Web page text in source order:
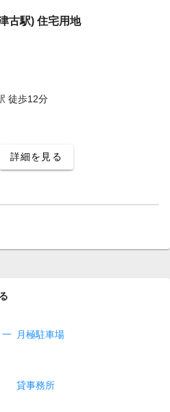
古駅) 住宅用地
徒歩12分
詳細を見る
一
月極駐車場
貸事務所